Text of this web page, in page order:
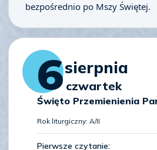
bezpośrednio po Mszy Świętej.